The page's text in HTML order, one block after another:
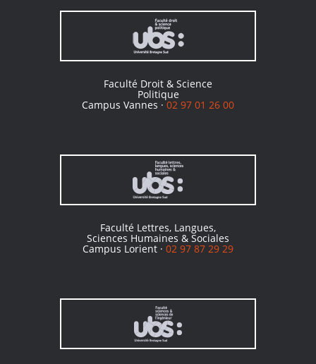
Faculté Droit & Science
Politique
Campus Vannes ·02 97 01 26 00
Faculté Lettres, Langues,
Sciences Humaines & Sociales
Campus Lorient · 02 97 87 29 29